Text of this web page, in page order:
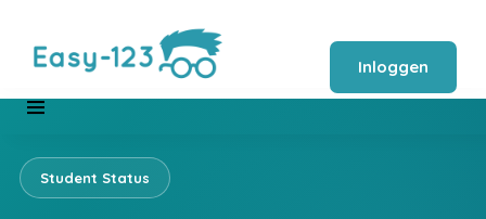
Inloggen
Student Status